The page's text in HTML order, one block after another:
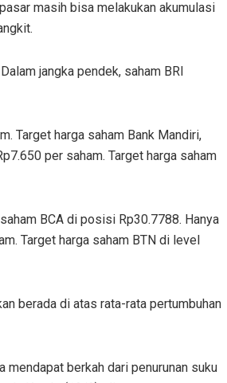
masih bisa melakukan akumulasi
jangka pendek, saham BRI
Target harga saham Bank Mandiri,
per saham. Target harga saham
BCA di posisi Rp30.7788. Hanya
Target harga saham BTN di level
berada di atas rata-rata pertumbuhan
mendapat berkah dari penurunan suku